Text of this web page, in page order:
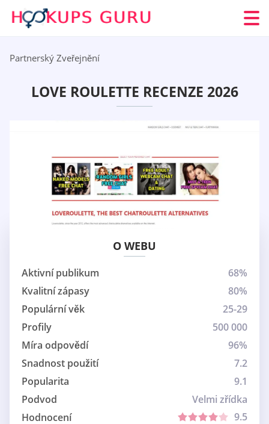
Partnerský Zveřejnění
LOVE ROULETTE RECENZE 2026
O WEBU
Aktivní publikum
68%
Kvalitní zápasy
80%
Populární věk
25-29
Profily
500 000
Míra odpovědí
96%
Snadnost použití
7.2
Popularita
9.1
Podvod
Velmi zřídka
Hodnocení
9.5